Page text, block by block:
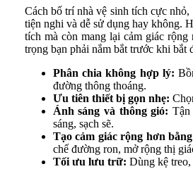
Cách bố trí nhà vệ sinh tích cực
tiện nghi và dễ sử dụng hay không.
tích mà còn mang lại cảm giác
trọng bạn phải nắm bắt trước khi bắt
Phân chia không hợp lý:
đường thông thoáng.
Ưu tiên thiết bị gọn nhẹ:
Ánh sáng và thông gió: Tận
sáng, sạch sẽ.
Tạo cảm giác rộng hơn
chế đường ron, mở rộng thị
Tối ưu lưu trữ: Dùng kệ